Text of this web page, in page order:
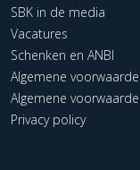
SBK in de media
Vacatures
Schenken en ANBI
Algemene
Algemene
Privacy policy